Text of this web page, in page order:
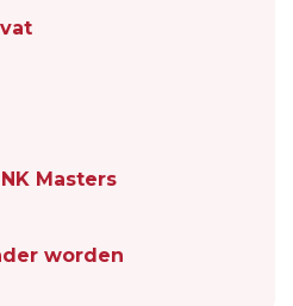
Masters
worden